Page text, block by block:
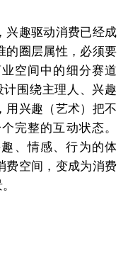
兴趣驱动消费已经成
的圈层属性，必须要
空间中的细分赛道
计围绕主理人、兴趣
用兴趣（艺术）把不
完整的互动状态。
、情感、行为的体
费空间，变成为消费